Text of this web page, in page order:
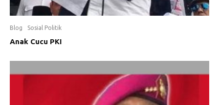
Blog Sosial Politik
Anak Cucu PKI